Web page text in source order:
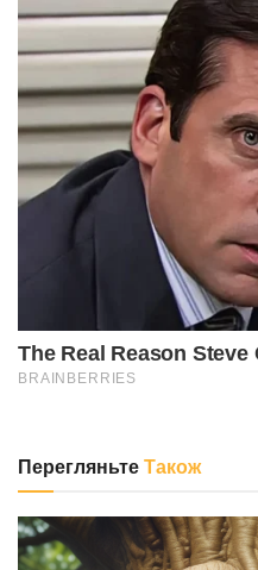
ПерегляньтеТакож